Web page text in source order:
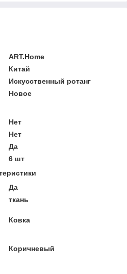
ART.Home
Китай
Искусственный ротанг
Новое
Нет
Нет
Да
6 шт
Да
ткань
Ковка
Коричневый